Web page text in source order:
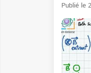
Publié le